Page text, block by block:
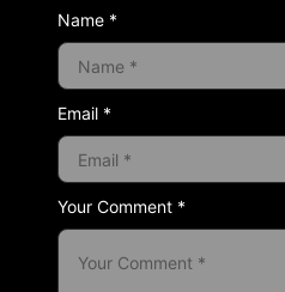
Your Comment *
Name *
Email *